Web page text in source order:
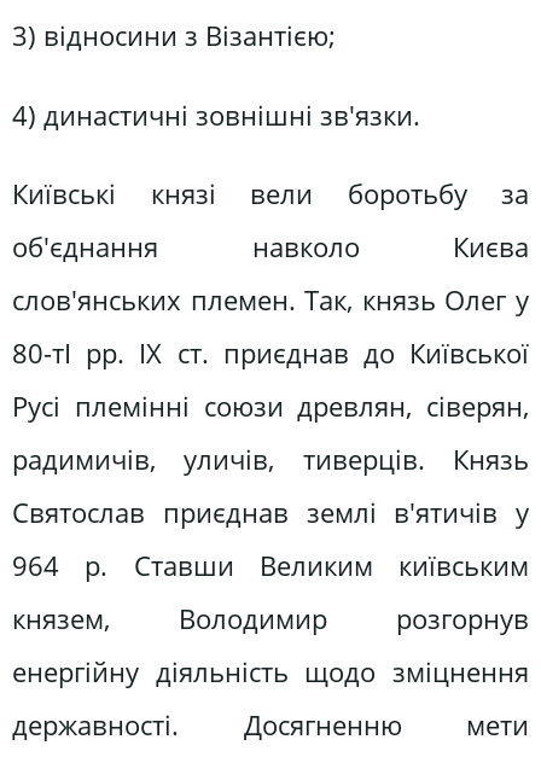
3) відносини з Візантією;
4) династичні зовнішні зв'язки.
Київські князі вели боротьбу за
об'єднання навколо Києва
слов'янських племен. Так, князь Олег у
80-тІ рр. IX ст. приєднав до Київської
Русі племінні союзи древлян, сіверян,
радимичів, уличів, тиверців. Князь
Святослав приєднав землі в'ятичів у
964 р. Ставши Великим київським
князем, Володимир розгорнув
енергійну діяльність щодо зміцнення
державності. Досягненню мети